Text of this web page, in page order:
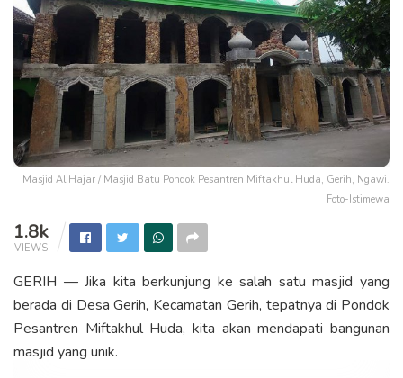
Masjid Al Hajar / Masjid Batu Pondok Pesantren Miftakhul Huda, Gerih, Ngawi.
Foto-Istimewa
1.8k
VIEWS
GERIH — Jika kita berkunjung ke salah satu masjid yang
berada di Desa Gerih, Kecamatan Gerih, tepatnya di Pondok
Pesantren Miftakhul Huda, kita akan mendapati bangunan
masjid yang unik.